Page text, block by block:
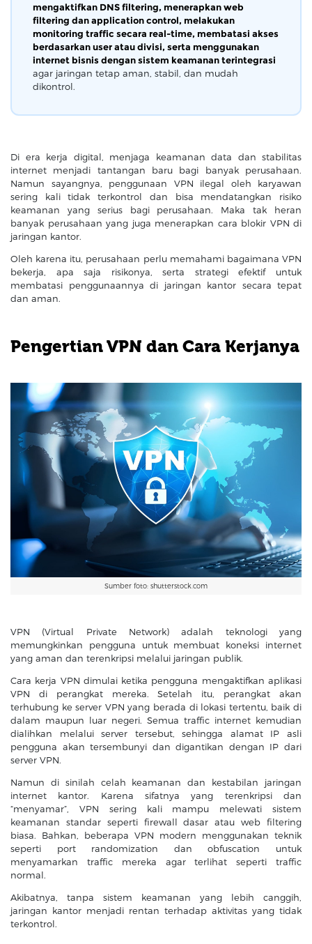
mengaktifkan DNS filtering, menerapkan web
filtering dan application control, melakukan
monitoring traffic secara real-time, membatasi akses
berdasarkan user atau divisi, serta menggunakan
internet bisnis dengan sistem keamanan terintegrasi
agar jaringan tetap aman, stabil, dan mudah
dikontrol.
Di era kerja digital, menjaga keamanan data dan stabilitas
internet menjadi tantangan baru bagi banyak perusahaan.
Namun sayangnya, penggunaan VPN ilegal oleh karyawan
sering kali tidak terkontrol dan bisa mendatangkan risiko
keamanan yang serius bagi perusahaan. Maka tak heran
banyak perusahaan yang juga menerapkan cara blokir VPN di
jaringan kantor.
Oleh karena itu, perusahaan perlu memahami bagaimana VPN
bekerja, apa saja risikonya, serta strategi efektif untuk
membatasi penggunaannya di jaringan kantor secara tepat
dan aman.
Pengertian VPN dan Cara Kerjanya
Sumber foto: shutterstock.com
VPN (Virtual Private Network) adalah teknologi yang
memungkinkan pengguna untuk membuat koneksi internet
yang aman dan terenkripsi melalui jaringan publik.
Cara kerja VPN dimulai ketika pengguna mengaktifkan aplikasi
VPN di perangkat mereka. Setelah itu, perangkat akan
terhubung ke server VPN yang berada di lokasi tertentu, baik di
dalam maupun luar negeri. Semua traffic internet kemudian
dialihkan melalui server tersebut, sehingga alamat IP asli
pengguna akan tersembunyi dan digantikan dengan IP dari
server VPN.
Namun di sinilah celah keamanan dan kestabilan jaringan
internet kantor. Karena sifatnya yang terenkripsi dan
“menyamar”, VPN sering kali mampu melewati sistem
keamanan standar seperti firewall dasar atau web filtering
biasa. Bahkan, beberapa VPN modern menggunakan teknik
seperti port randomization dan obfuscation untuk
menyamarkan traffic mereka agar terlihat seperti traffic
normal.
Akibatnya, tanpa sistem keamanan yang lebih canggih,
jaringan kantor menjadi rentan terhadap aktivitas yang tidak
terkontrol.